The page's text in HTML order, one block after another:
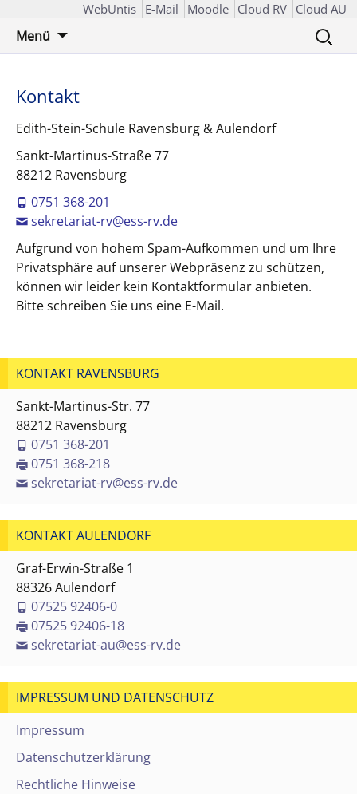
WebUntis E-Mail Moodle Cloud RV Cloud AU
Menü
Suchen
nach:
Kontakt
Edith-Stein-Schule Ravensburg & Aulendorf
Sankt-Martinus-Straße 77
88212 Ravensburg
0751 368-201
sekretariat-rv@ess-rv.de
Aufgrund von hohem Spam-Aufkommen und um Ihre
Privatsphäre auf unserer Webpräsenz zu schützen,
können wir leider kein Kontaktformular anbieten.
Bitte schreiben Sie uns eine E-Mail.
KONTAKT RAVENSBURG
Sankt-Martinus-Str. 77
88212 Ravensburg
0751 368-201
0751 368-218
sekretariat-rv@ess-rv.de
KONTAKT AULENDORF
Graf-Erwin-Straße 1
88326 Aulendorf
07525 92406-0
07525 92406-18
sekretariat-au@ess-rv.de
IMPRESSUM UND DATENSCHUTZ
Impressum
Datenschutzerklärung
Rechtliche Hinweise